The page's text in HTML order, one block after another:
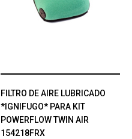
FILTRO DE AIRE LUBRICADO
*IGNIFUGO* PARA KIT
POWERFLOW TWIN AIR
154218FRX